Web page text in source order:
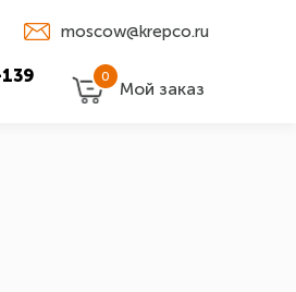
moscow@krepco.ru
0
Мой заказ